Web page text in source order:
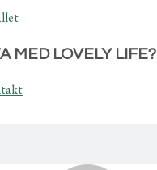
MED LOVELY LIFE?